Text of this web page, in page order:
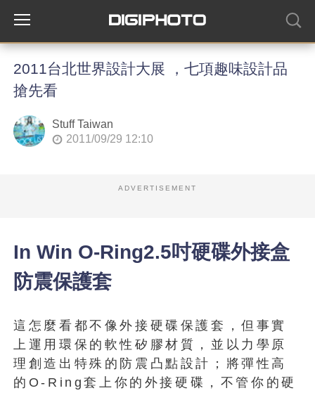
2011台北世界設計大展 ，七項趣味設計品
搶先看
Stuff Taiwan
2011/09/29 12:10
ADVERTISEMENT
In Win O-Ring2.5吋硬碟外接盒
防震保護套
這怎麼看都不像外接硬碟保護套，但事實
上運用環保的軟性矽膠材質，並以力學原
理創造出特殊的防震凸點設計；將彈性高
的O-Ring套上你的外接硬碟，不管你的硬